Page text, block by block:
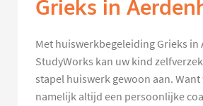
Grieks in
Met huiswerkbegeleiding Grieks in
StudyWorks kan uw kind
stapel huiswerk gewoon aan.
namelijk altijd een persoonlijke